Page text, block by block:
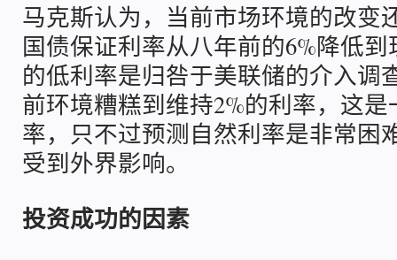
马克斯认为，当前市场环境的改变
国债保证利率从八年前的6%降低
的低利率是归咎于美联储的介入调
前环境糟糕到维持2%的利率，这
率，只不过预测自然利率是非常困
受到外界影响。
投资成功的因素